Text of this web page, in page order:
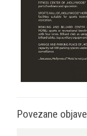
Povezane objave